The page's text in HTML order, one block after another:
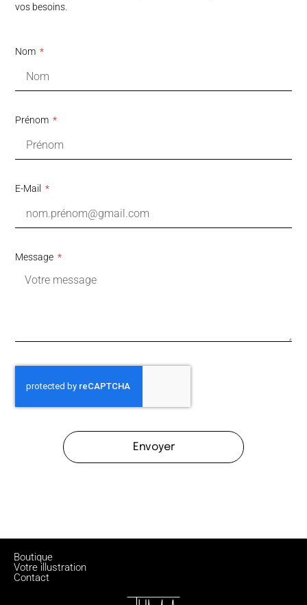
vos besoins.
Nom
Prénom
E-Mail
Message
Envoyer
Boutique
Votre illustration
Contact